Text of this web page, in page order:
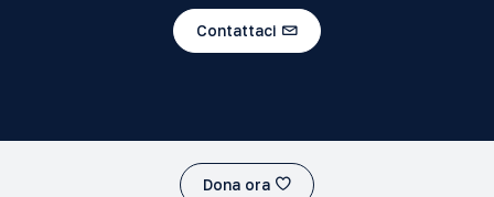
Contattaci
Dona ora